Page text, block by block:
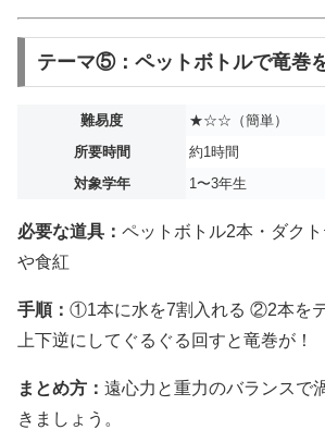
テーマ⑤：ペットボトルで竜巻
難易度
★☆☆（簡単）
所要時間
約1時間
対象学年
1〜3年生
必要な道具： ペットボトル2本・ダク
や食紅
手順： ①1本に水を7割入れる ②2本を
上下逆にしてぐるぐる回すと竜巻が！
まとめ方： 遠心力と重力のバランスで
きましょう。